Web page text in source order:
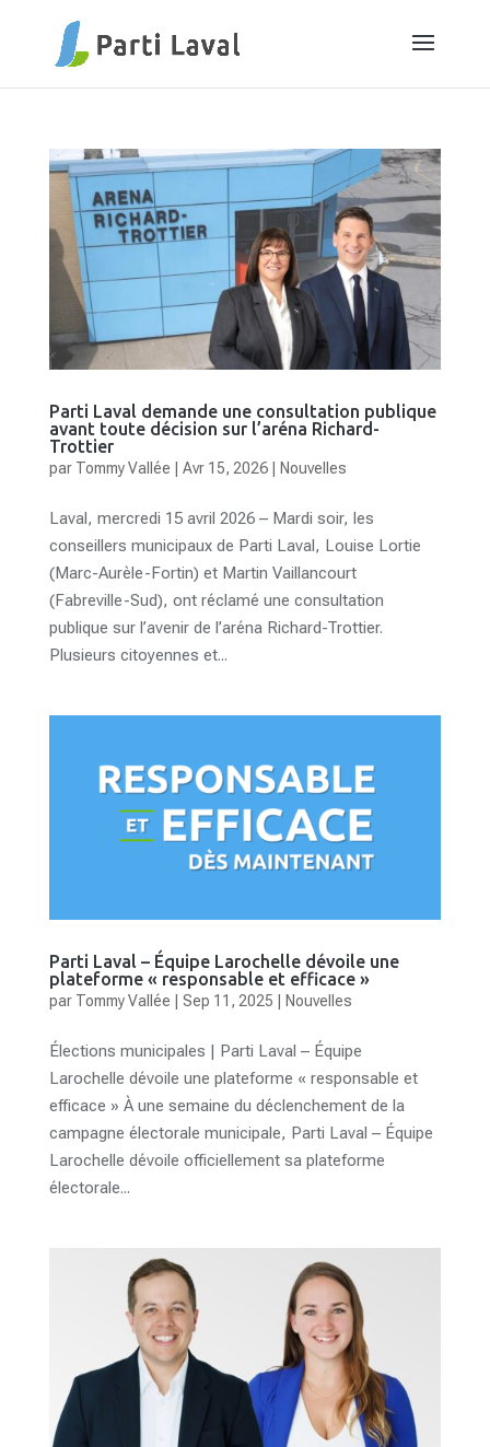
Parti Laval demande une consultation publique
avant toute décision sur l’aréna Richard-
Trottier
par Tommy Vallée | Avr 15, 2026| Nouvelles
Laval, mercredi 15 avril 2026 – Mardi soir, les
conseillers municipaux de Parti Laval, Louise Lortie
(Marc-Aurèle-Fortin) et Martin Vaillancourt
(Fabreville-Sud), ont réclamé une consultation
publique sur l’avenir de l’aréna Richard-Trottier.
Plusieurs citoyennes et...
Parti Laval – Équipe Larochelle dévoile une
plateforme « responsable et efficace »
par Tommy Vallée Sep 11, 2025 Nouvelles
Élections municipales | Parti Laval – Équipe
Larochelle dévoile une plateforme « responsable et
efficace » À une semaine du déclenchement de la
campagne électorale municipale, Parti Laval – Équipe
Larochelle dévoile officiellement sa plateforme
électorale...